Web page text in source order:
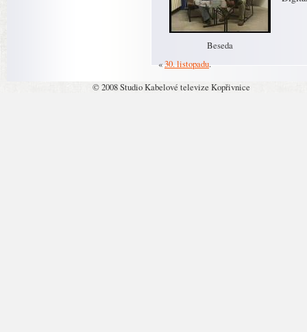
Beseda
«30. listopadu.
© 2008 Studio Kabelové televize Kopřivnice